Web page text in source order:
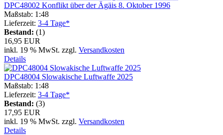
DPC48002 Konflikt über der Ägäis 8. Oktober 1996
Maßstab: 1:48
Lieferzeit: 3-4 Tage*
Bestand: (1)
16,95 EUR
inkl. 19 % MwSt. zzgl. Versandkosten
Details
DPC48004 Slowakische Luftwaffe 2025
Maßstab: 1:48
Lieferzeit: 3-4 Tage*
Bestand: (3)
17,95 EUR
inkl. 19 % MwSt. zzgl. Versandkosten
Details